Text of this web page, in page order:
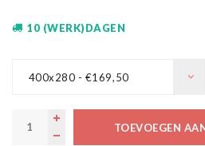
10 (WERK)DAGEN
400x280 - €169,50
TOEVOEGEN